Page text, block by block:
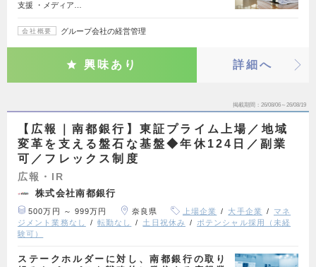
支援 ・メディア…
会社概要 グループ会社の経営管理
興味あり 詳細へ
掲載期間 26/08/06～26/08/19
【広報｜南都銀行】東証プライム上場／地域
変革を支える盤石な基盤◆年休124日／副業
可／フレックス制度
広報・IR
株式会社南都銀行
500万円 ～ 999万円 奈良県 上場企業 大手企業
マネ
ジメント業務なし
転勤なし 土日祝休み
ポテンシャル採用（未経
験可）
ステークホルダーに対し、南都銀行の取り